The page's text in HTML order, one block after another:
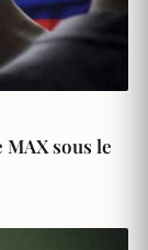
sous le